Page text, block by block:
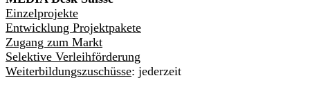
Einzelprojekte
Entwicklung Projektpakete
Zugang zum Markt
Selektive Verleihförderung
Weiterbildungszuschüsse: jederzeit